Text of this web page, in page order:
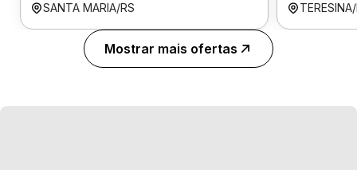
SANTA MARIA/RS
Mostrar mais ofertas